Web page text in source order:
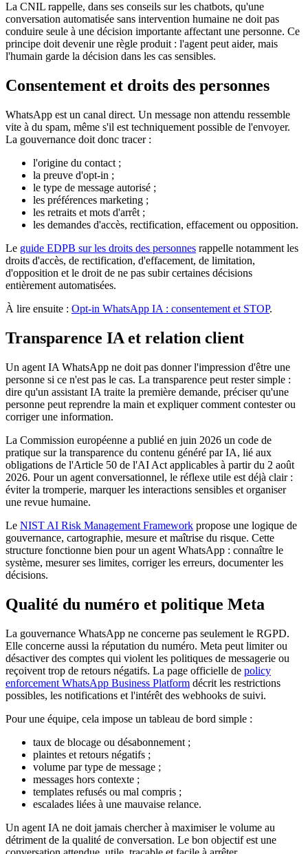
La CNIL rappelle, dans ses conseils sur les chatbots, qu'une
conversation automatisée sans intervention humaine ne doit pas
conduire seule à une décision importante affectant une personne. Ce
principe doit devenir une règle produit : l'agent peut aider, mais
l'humain garde la décision dans les cas sensibles.
Consentement et droits des personnes
WhatsApp est un canal direct. Un message non attendu ressemble
vite à du spam, même s'il est techniquement possible de l'envoyer.
La gouvernance doit donc tracer :
l'origine du contact ;
la preuve d'opt-in ;
le type de message autorisé ;
les préférences marketing ;
les retraits et mots d'arrêt ;
les demandes d'accès, rectification, effacement ou opposition.
Le guide EDPB sur les droits des personnes rappelle notamment les
droits d'accès, de rectification, d'effacement, de limitation,
d'opposition et le droit de ne pas subir certaines décisions
entièrement automatisées.
À lire ensuite : Opt-in WhatsApp IA : consentement et STOP.
Transparence IA et relation client
Un agent IA WhatsApp ne doit pas donner l'impression d'être une
personne si ce n'est pas le cas. La transparence peut rester simple :
dire qu'un assistant IA traite la première demande, préciser qu'une
personne peut reprendre la main et expliquer comment contester ou
corriger une information.
La Commission européenne a publié en juin 2026 un code de
pratique sur la transparence du contenu généré par IA, lié aux
obligations de l'Article 50 de l'AI Act applicables à partir du 2 août
2026. Pour un agent conversationnel, le réflexe utile est déjà clair :
éviter la tromperie, marquer les interactions sensibles et organiser
une revue humaine.
Le NIST AI Risk Management Framework propose une logique de
gouvernance, cartographie, mesure et maîtrise du risque. Cette
structure fonctionne bien pour un agent WhatsApp : connaître le
système, mesurer ses limites, corriger les erreurs, documenter les
décisions.
Qualité du numéro et politique Meta
La gouvernance WhatsApp ne concerne pas seulement le RGPD.
Elle concerne aussi la réputation du numéro. Meta peut limiter ou
désactiver des comptes qui violent les politiques de messagerie ou
reçoivent trop de retours négatifs. La page officielle de policy
enforcement WhatsApp Business Platform décrit les restrictions
possibles, les notifications et l'intérêt des webhooks de suivi.
Pour une équipe, cela impose un tableau de bord simple :
taux de blocage ou désabonnement ;
plaintes et retours négatifs ;
volume par type de message ;
messages hors contexte ;
templates refusés ou mal compris ;
escalades liées à une mauvaise relance.
Un agent IA ne doit jamais chercher à maximiser le volume au
détriment de la qualité de conversation. Le bon objectif est une